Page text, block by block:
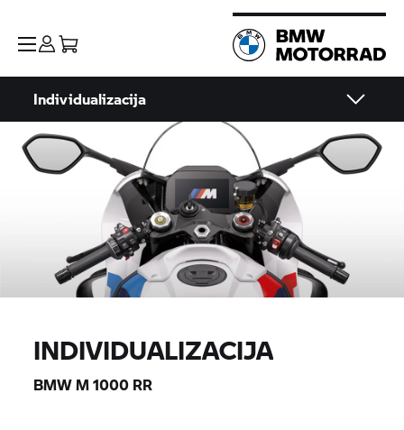
Individualizacija
INDIVIDUALIZACIJA
BMW M1000 RR